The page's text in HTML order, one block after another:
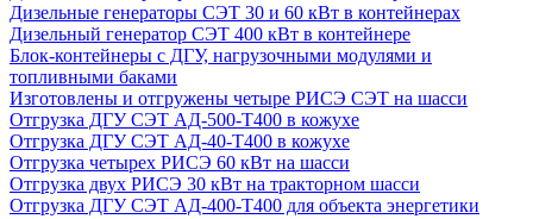
Дизельные генераторы СЭТ 30 и 60 кВт в контейнерах
Дизельный генератор СЭТ 400 кВт в контейнере
Блок-контейнеры с ДГУ, нагрузочными модулями и
топливными баками
Изготовлены и отгружены четыре РИСЭ СЭТ на шасси
Отгрузка ДГУ СЭТ АД-500-Т400 в кожухе
Отгрузка ДГУ СЭТ АД-40-Т400 в кожухе
Отгрузка четырех РИСЭ 60 кВт на шасси
Отгрузка двух РИСЭ 30 кВт на тракторном шасси
Отгрузка ДГУ СЭТ АД-400-Т400 для объекта энергетики